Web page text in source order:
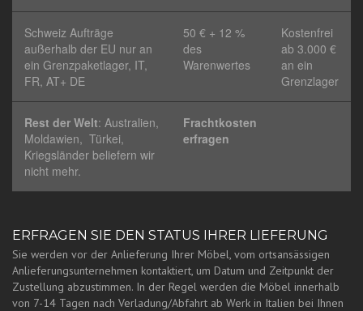
Schweiz Aufträge
außerhalb der EU nur an
ein Grenzpaketlager, IT,
FR, AT+ DE
50 € + 12 %
des
Warenwertes
Kostenfrei
ab 3.000 €
an ein
Grenzlager
Rest der Welt: Australien,
Moldawien, Türkei,
Kriegsländer beliefern wir
nicht mehr.
Frachtkosten
erfragen
ERFRAGEN SIE DEN STATUS IHRER LIEFERUNG
Sie werden vor der Anlieferung Ihrer Möbel, vom ortsansässigen
Anlieferungsunternehmen kontaktiert, um Datum und Zeitpunkt der
Zustellung abzustimmen. In der Regel werden die Möbel innerhalb
von 7-14 Tagen nach Verladung/Abfahrt ab Werk in Italien bei Ihnen